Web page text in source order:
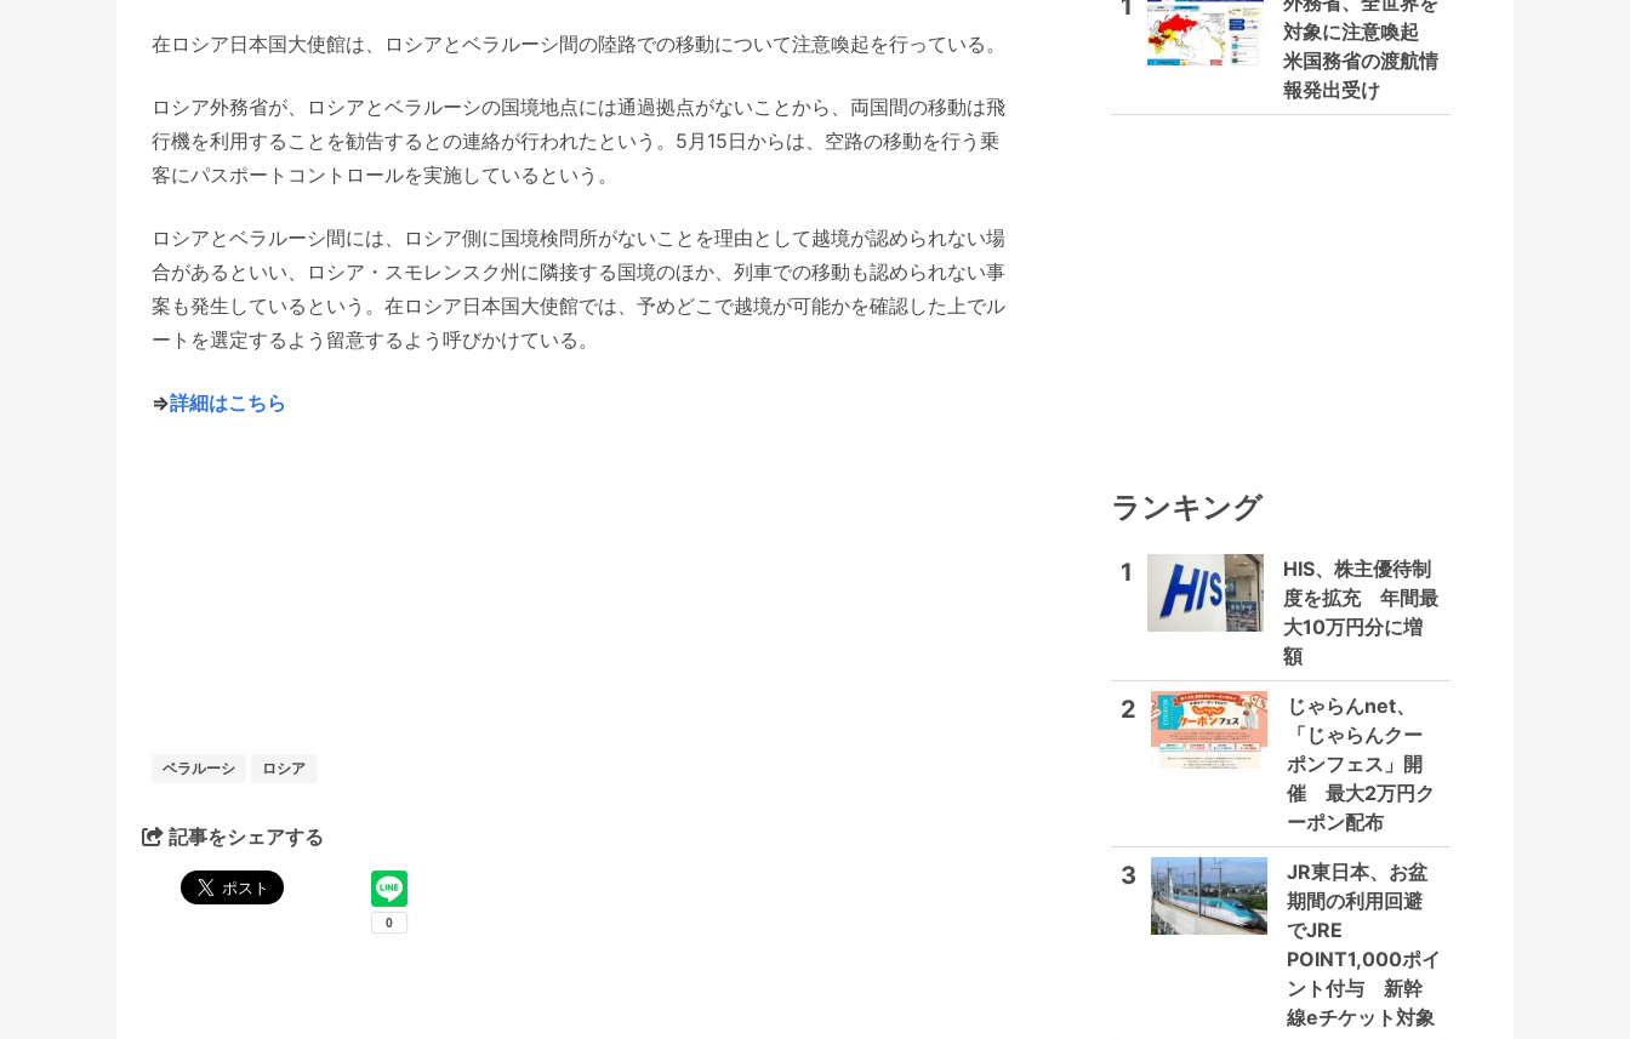
在ロシア日本国大使館は、ロシアとベラルーシ間の陸路での移動について注意喚起を行っている。
ロシア外務省が、ロシアとベラルーシの国境地点には通過拠点がないことから、両国間の移動は飛
行機を利用することを勧告するとの連絡が行われたという。5月15日からは、空路の移動を行う乗
客にパスポートコントロールを実施しているという。
ロシアとベラルーシ間には、ロシア側に国境検問所がないことを理由として越境が認められない場
合があるといい、ロシア・スモレンスク州に隣接する国境のほか、列車での移動も認められない事
案も発生しているという。在ロシア日本国大使館では、予めどこで越境が可能かを確認した上でル
ートを選定するよう留意するよう呼びかけている。
⇒詳細はこちら
ベラルーシ ロシア
記事をシェアする
1
対象に注意喚起
米国務省の渡航情
報発出受け
ランキング
1
HIS、株主優待制
度を拡充 年間最
大10万円分に増
額
2
じゃらんnet、
「じゃらんクー
ポンフェス」開
催 最大2万円ク
ーポン配布
3
JR東日本、お盆
期間の利用回避
でJRE
POINT1,000ポイ
ント付与 新幹
線eチケット対象